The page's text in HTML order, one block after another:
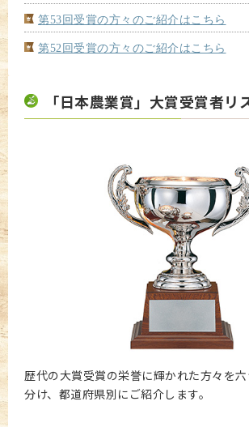
第53回受賞の方々のご紹介はこちら
第52回受賞の方々のご紹介はこちら
「日本農業賞」大賞受賞者リ
歴代の大賞受賞の栄誉に輝かれた方々を
分け、都道府県別にご紹介します。